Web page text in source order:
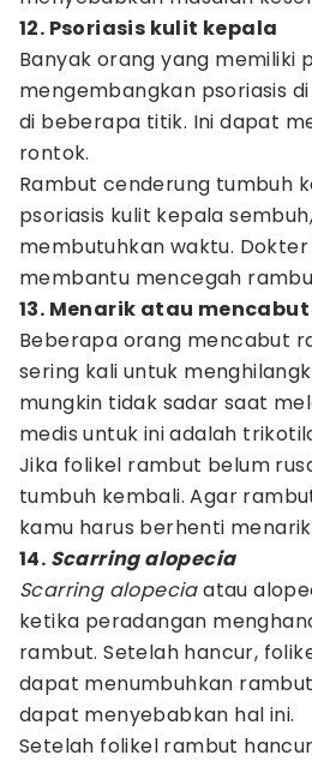
12. Psoriasis kulit kepala
Banyak orang yang memiliki
mengembangkan psoriasis
di beberapa titik. Ini dapat
rontok.
Rambut cenderung tumbuh
psoriasis kulit kepala
membutuhkan waktu.
membantu mencegah
13. Menarik atau
Beberapa orang mencabut
sering kali untuk
mungkin tidak sadar saat
medis untuk ini adalah
Jika folikel rambut belum
tumbuh kembali. Agar
kamu harus berhenti
14. Scarring alopecia
Scarring alopeciaatau
ketika peradangan
rambut. Setelah hancur,
dapat menumbuhkan
dapat menyebabkan hal ini.
Setelah folikel rambut